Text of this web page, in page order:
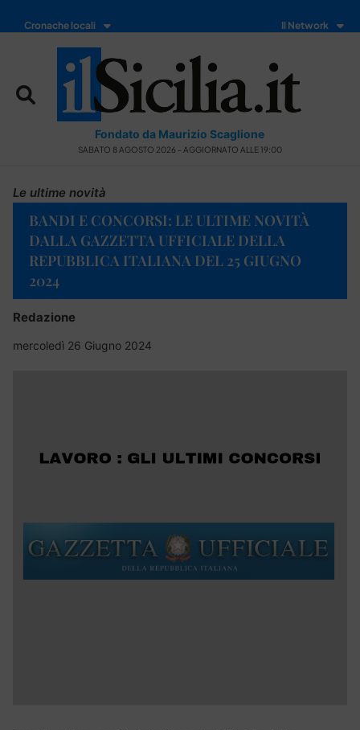
Cronache locali Il Network
Fondato da Maurizio Scaglione
SABATO 8 AGOSTO 2026 - AGGIORNATO ALLE 19:00
Le ultime novità
BANDI E CONCORSI: LE ULTIME NOVITÀ
DALLA GAZZETTA UFFICIALE DELLA
REPUBBLICA ITALIANA DEL 25 GIUGNO
2024
Redazione
mercoledì 26 Giugno 2024